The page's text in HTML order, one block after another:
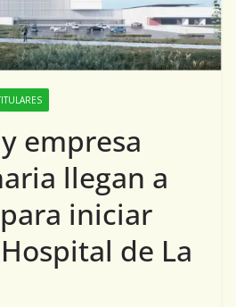
empresa
llegan a
iniciar
de La